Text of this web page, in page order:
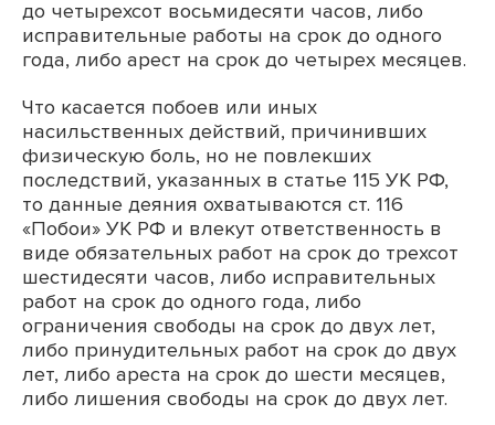
до четырехсот восьмидесяти часов, либо
исправительные работы на срок до одного
года, либо арест на срок до четырех месяцев.
Что касается побоев или иных
насильственных действий, причинивших
физическую боль, но не повлекших
последствий, указанных в статье 115 УК РФ,
то данные деяния охватываются ст. 116
«Побои» УК РФ и влекут ответственность в
виде обязательных работ на срок до трехсот
шестидесяти часов, либо исправительных
работ на срок до одного года, либо
ограничения свободы на срок до двух лет,
либо принудительных работ на срок до двух
лет, либо ареста на срок до шести месяцев,
либо лишения свободы на срок до двух лет.